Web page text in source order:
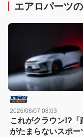
エアロパーツ
2026/08/07 08:03
これがクラウン!?「
がたまらないスポー